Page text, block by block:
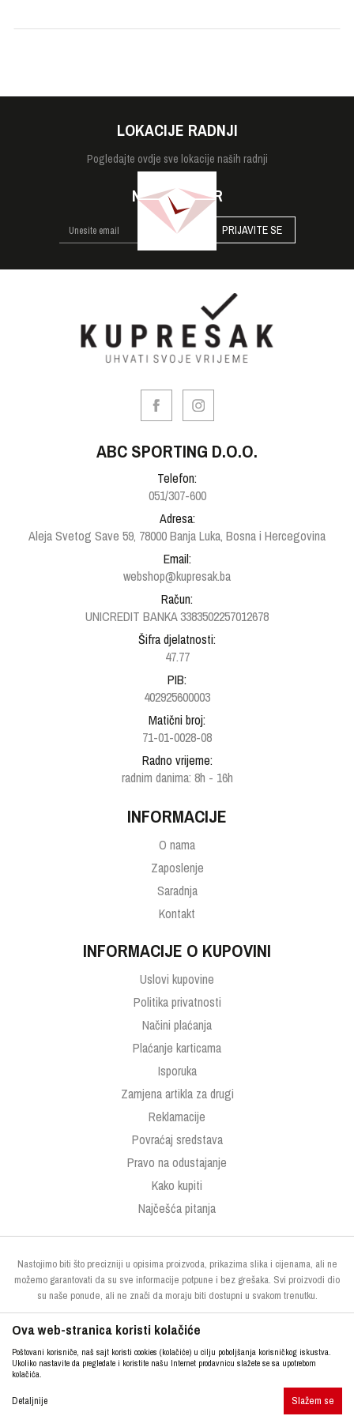
LOKACIJE RADNJI
Pogledajte ovdje sve lokacije naših radnji
NEWSLETTER
PRIJAVITE SE
ABC SPORTING D.O.O.
Telefon:
051/307-600
Adresa:
Aleja Svetog Save 59, 78000 Banja Luka, Bosna i Hercegovina
Email:
webshop@kupresak.ba
Račun:
UNICREDIT BANKA 3383502257012678
Šifra djelatnosti:
47.77
PIB:
402925600003
Matični broj:
71-01-0028-08
Radno vrijeme:
radnim danima: 8h - 16h
INFORMACIJE
O nama
Zaposlenje
Saradnja
Kontakt
INFORMACIJE O KUPOVINI
Uslovi kupovine
Politika privatnosti
Načini plaćanja
Plaćanje karticama
Isporuka
Zamjena artikla za drugi
Reklamacije
Povraćaj sredstava
Pravo na odustajanje
Kako kupiti
Najčešća pitanja
Nastojimo biti što precizniji u opisima proizvoda, prikazima slika i cijenama, ali ne
možemo garantovati da su sve informacije potpune i bez grešaka. Svi proizvodi dio
su naše ponude, ali ne znači da moraju biti dostupni u svakom trenutku.
©2026 . Sva prava zadržana.
Ova web-stranica koristi kolačiće
Poštovani korisniče, naš sajt koristi cookies (kolačiće) u cilju poboljšanja korisničkog iskustva.
Ukoliko nastavite da pregledate i koristite našu Internet prodavnicu slažete se sa upotrebom
kolačića.
Detaljnije Slažem se